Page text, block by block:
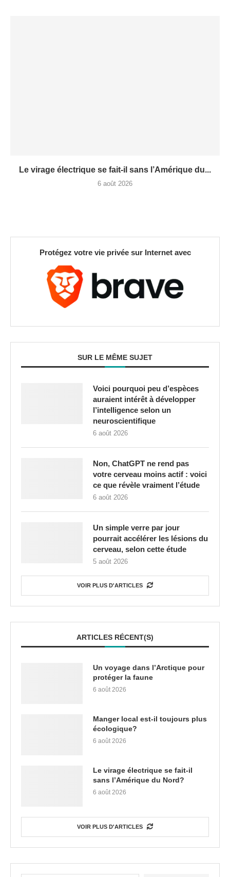
Le virage électrique se fait-il sans l’Amérique du...
6 août 2026
Protégez votre vie privée sur Internet avec
SUR LE MÊME SUJET
Voici pourquoi peu d’espèces
auraient intérêt à développer
l’intelligence selon un
neuroscientifique
6 août 2026
Non, ChatGPT ne rend pas
votre cerveau moins actif : voici
ce que révèle vraiment l’étude
6 août 2026
Un simple verre par jour
pourrait accélérer les lésions du
cerveau, selon cette étude
5 août 2026
VOIR PLUS D'ARTICLES
ARTICLES RÉCENT(S)
Un voyage dans l’Arctique pour
protéger la faune
6 août 2026
Manger local est-il toujours plus
écologique?
6 août 2026
Le virage électrique se fait-il
sans l’Amérique du Nord?
6 août 2026
VOIR PLUS D'ARTICLES